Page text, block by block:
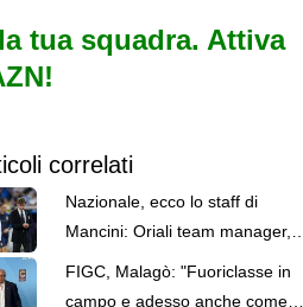
tua squadra. Attiva
correlati
Nazionale, ecco lo staff di
Mancini: Oriali team manager,
FIGC, Malagò: "Fuoriclasse in
campo e adesso anche come